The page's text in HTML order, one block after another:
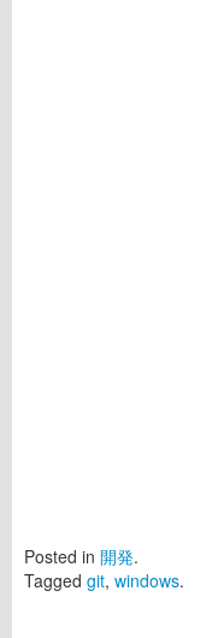
Posted in 開発.
Tagged git, windows.